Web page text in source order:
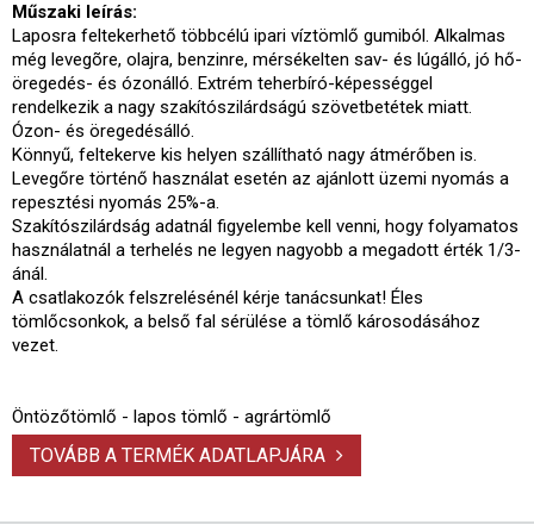
Műszaki leírás:
Laposra feltekerhető többcélú ipari víztömlő gumiból. Alkalmas
még levegõre, olajra, benzinre, mérsékelten sav- és lúgálló, jó hő-
öregedés- és ózonálló. Extrém teherbíró-képességgel
rendelkezik a nagy szakítószilárdságú szövetbetétek miatt.
Ózon- és öregedésálló.
Könnyű, feltekerve kis helyen szállítható nagy átmérőben is.
Levegőre történő használat esetén az ajánlott üzemi nyomás a
repesztési nyomás 25%-a.
Szakítószilárdság adatnál figyelembe kell venni, hogy folyamatos
használatnál a terhelés ne legyen nagyobb a megadott érték 1/3-
ánál.
A csatlakozók felszrelésénél kérje tanácsunkat! Éles
tömlőcsonkok, a belső fal sérülése a tömlő károsodásához
vezet.
Öntözőtömlő - lapos tömlő - agrártömlő
TOVÁBB A TERMÉK ADATLAPJÁRA